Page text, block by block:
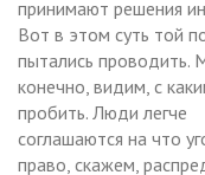
принимают решения
Вот в этом суть той
пытались проводить.
конечно, видим, с
пробить. Люди легче
соглашаются на что
право, скажем,